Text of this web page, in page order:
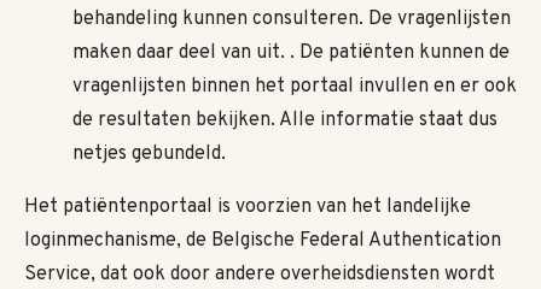
behandeling kunnen consulteren. De vragenlijsten
maken daar deel van uit. . De patiënten kunnen de
vragenlijsten binnen het portaal invullen en er ook
de resultaten bekijken. Alle informatie staat dus
netjes gebundeld.
Het patiëntenportaal is voorzien van het landelijke
loginmechanisme, de Belgische Federal Authentication
Service, dat ook door andere overheidsdiensten wordt